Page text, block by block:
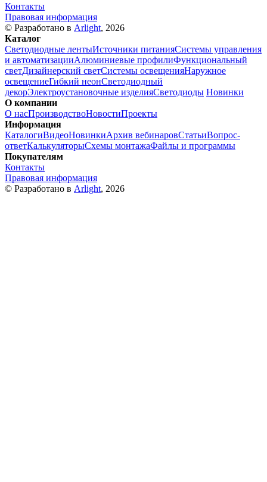
Контакты
Правовая информация
© Разработано в Arlight, 2026
Каталог
Светодиодные лентыИсточники питанияСистемы управления
и автоматизацииАлюминиевые профилиФункциональный
светДизайнерский светСистемы освещенияНаружное
освещениеГибкий неонСветодиодный
декорЭлектроустановочные изделияСветодиоды Новинки
О компании
О насПроизводствоНовостиПроекты
Информация
КаталогиВидеоНовинкиАрхив вебинаровСтатьиВопрос-
ответКалькуляторыСхемы монтажаФайлы и программы
Покупателям
Контакты
Правовая информация
© Разработано в Arlight, 2026